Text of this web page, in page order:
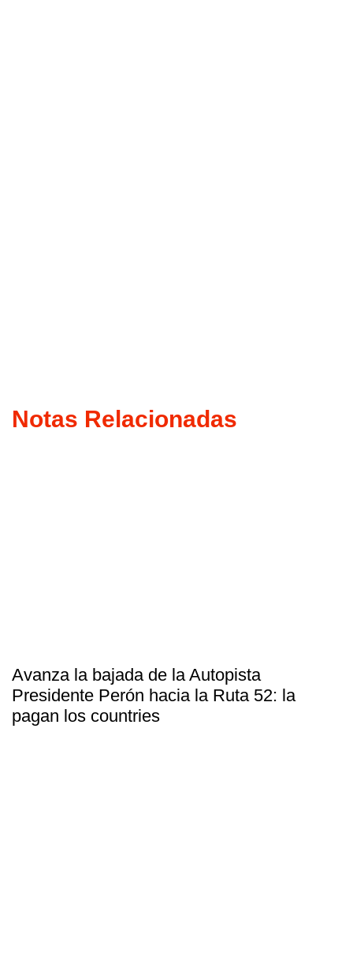
Notas Relacionadas
Avanza la bajada de la Autopista
Presidente Perón hacia la Ruta 52: la
pagan los countries